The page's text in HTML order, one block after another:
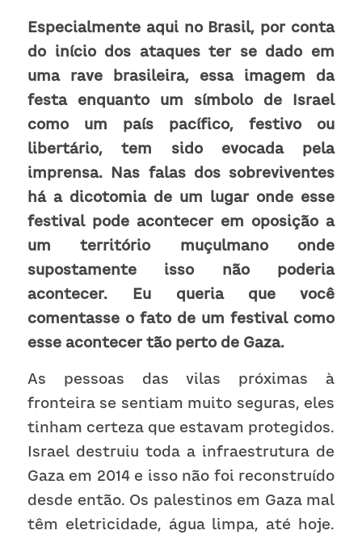
Especialmente aqui no Brasil, por conta
do início dos ataques ter se dado em
uma rave brasileira, essa imagem da
festa enquanto um símbolo de Israel
como um país pacífico, festivo ou
libertário, tem sido evocada pela
imprensa. Nas falas dos sobreviventes
há a dicotomia de um lugar onde esse
festival pode acontecer em oposição a
um território muçulmano onde
supostamente isso não poderia
acontecer. Eu queria que você
comentasse o fato de um festival como
esse acontecer tão perto de Gaza.
As pessoas das vilas próximas à
fronteira se sentiam muito seguras, eles
tinham certeza que estavam protegidos.
Israel destruiu toda a infraestrutura de
Gaza em 2014 e isso não foi reconstruído
desde então. Os palestinos em Gaza mal
têm eletricidade, água limpa, até hoje.